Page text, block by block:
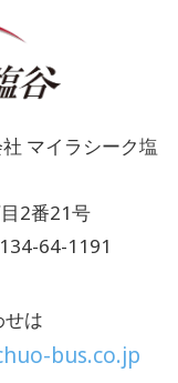
マイラシーク塩
2番21号
64-1191
せは
bus.co.jp